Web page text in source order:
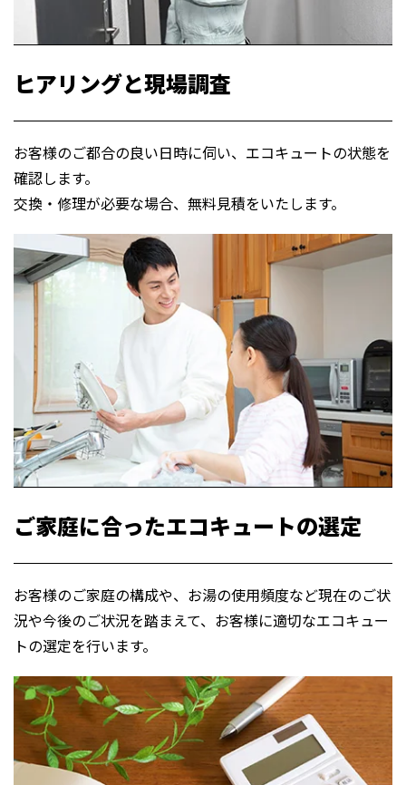
ヒアリングと現場調査
お客様のご都合の良い日時に伺い、エコキュートの状態を
確認します。
交換・修理が必要な場合、無料見積をいたします。
ご家庭に合ったエコキュートの選定
お客様のご家庭の構成や、お湯の使用頻度など現在のご状
況や今後のご状況を踏まえて、お客様に適切なエコキュー
トの選定を行います。